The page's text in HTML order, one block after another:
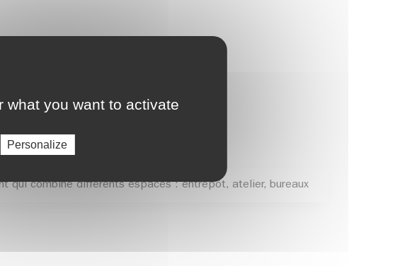
you want to activate
Personalize
qui combine différents espaces : entrepôt, atelier, bureaux